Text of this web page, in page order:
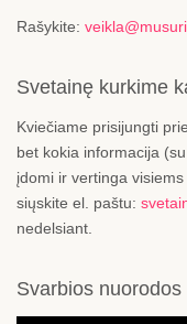
Rašykite:
Svetainę kurkime
Kviečiame prisijungti
bet kokia informacija
įdomi ir vertinga
siųskite el. paštu:
nedelsiant.
Svarbios nuorodos